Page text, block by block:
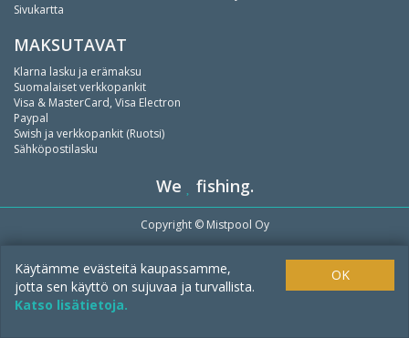
Käytämme evästeitä kaupassamme,
jotta sen käyttö on sujuvaa ja turvallista.
Katso lisätietoja.
OK
Sivukartta
MAKSUTAVAT
Klarna lasku ja erämaksu
Suomalaiset verkkopankit
Visa & MasterCard, Visa Electron
Paypal
Swish ja verkkopankit (Ruotsi)
Sähköpostilasku
We fishing.
Copyright © Mistpool Oy